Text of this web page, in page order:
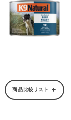
商品比較リスト